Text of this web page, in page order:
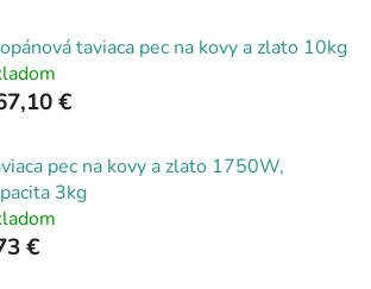
taviaca pec na kovy a zlato 10kg
€
pec na kovy a zlato 1750W,
3kg
€